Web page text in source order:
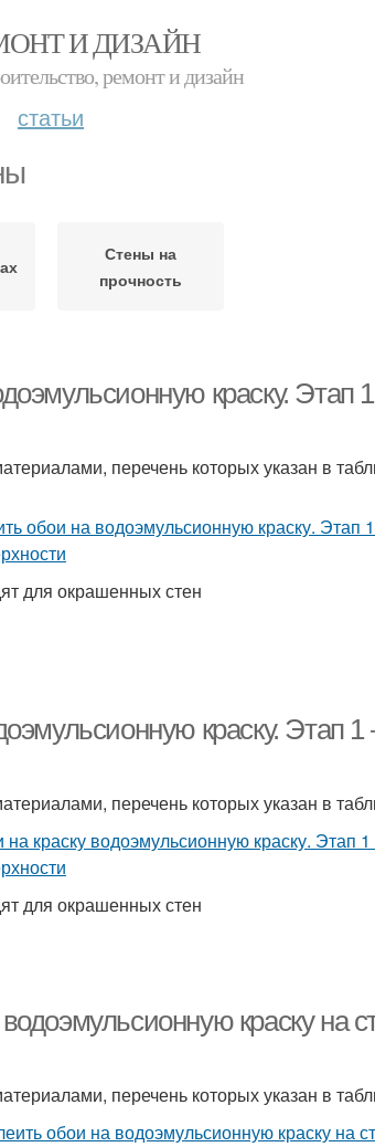
И ДИЗАЙН
ремонт и дизайн
статьи
Стены на
прочность
краску. Этап 1
перечень которых указан в
для окрашенных стен
краску. Этап 1
перечень которых указан в
для окрашенных стен
краску на
перечень которых указан в